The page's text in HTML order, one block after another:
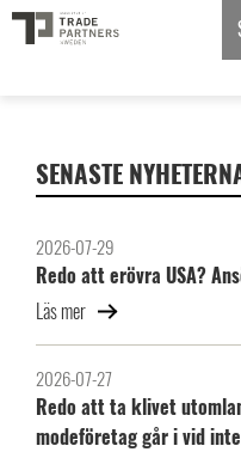
SENASTE
2026-07-29
Redo att erövra USA?
Läs mer
2026-07-27
Redo att ta klivet
modeföretag går i vid